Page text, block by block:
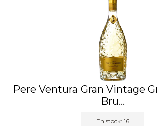
Pere Ventura Gran Vintage
Bru...
En stock: 16